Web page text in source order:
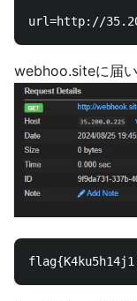
webhoo.siteに届